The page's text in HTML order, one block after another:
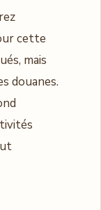
cette
mais
douanes.